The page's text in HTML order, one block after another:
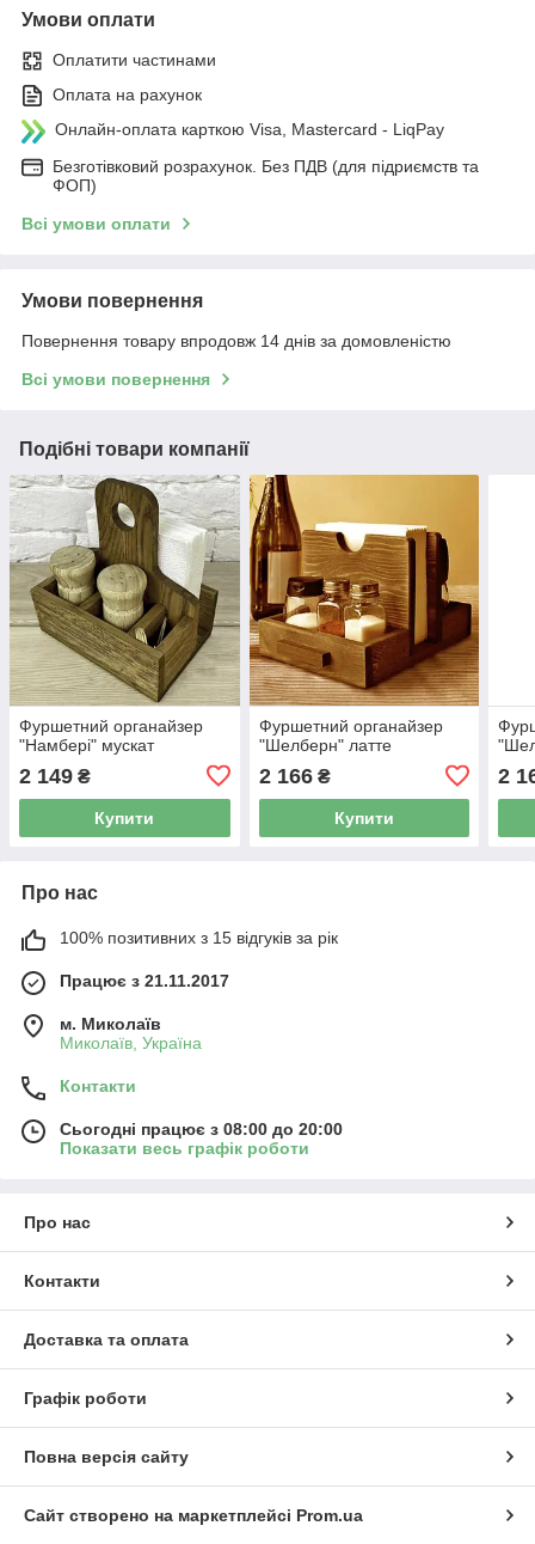
Умови оплати
Оплатити частинами
Оплата на рахунок
Онлайн-оплата карткою Visa, Mastercard - LiqPay
Безготівковий розрахунок. Без ПДВ (для підриємств та
ФОП)
Всі умови оплати
Умови повернення
Повернення товару впродовж 14 днів за домовленістю
Всі умови повернення
Подібні товари компанії
Фуршетний органайзер
"Намбері" мускат
2 149 ₴
Купити
Фуршетний органайзер
"Шелберн" латте
2 166₴
Купити
2
Про нас
100% позитивних з 15 відгуків за рік
Працює з 21.11.2017
м. Миколаїв
Миколаїв, Україна
Контакти
Сьогодні працює з 08:00 до 20:00
Показати весь графік роботи
Про нас
Контакти
Доставка та оплата
Графік роботи
Повна версія сайту
Сайт створено на маркетплейсі Prom.ua